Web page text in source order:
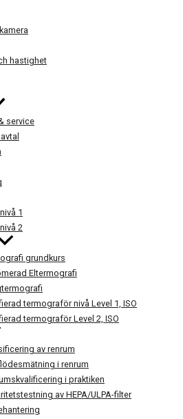
hastighet
service
1
2
grundkurs
Eltermografi
termograför nivå Level 1, ISO
termograför Level 2, ISO
av renrum
i renrum
i praktiken
av HEPA/ULPA-filter